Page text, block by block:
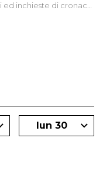
ed inchieste di cronaca
lun 30